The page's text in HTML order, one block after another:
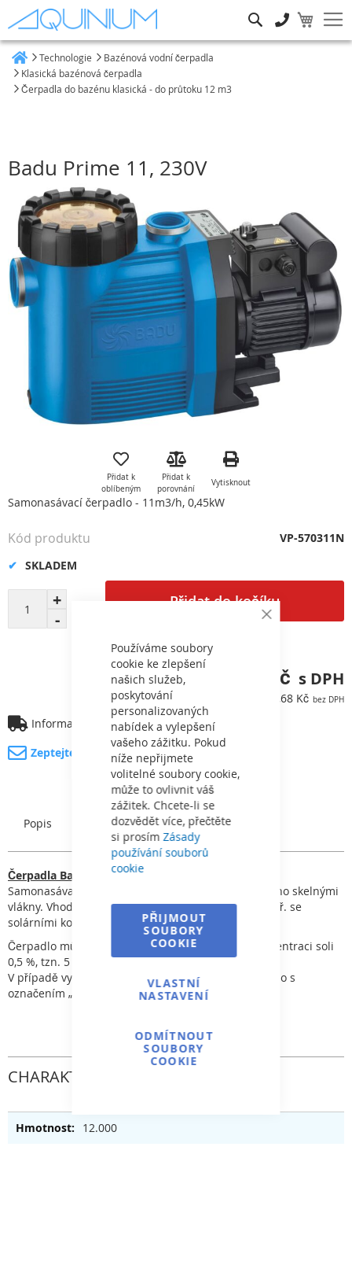
Close
Používáme soubory
cookie ke zlepšení
našich služeb,
poskytování
personalizovaných
nabídek a vylepšení
vašeho zážitku. Pokud
níže nepřijmete
volitelné soubory cookie,
může to ovlivnit váš
zážitek. Chcete-li se
dozvědět více, přečtěte
si prosímZásady
používání souborů
cookie
PŘIJMOUT
SOUBORY
COOKIE
VLASTNÍ
NASTAVENÍ
ODMÍTNOUT
SOUBORY
COOKIE
Technologie
Bazénová vodní čerpadla
Klasická bazénová čerpadla
Čerpadla do bazénu klasická - do průtoku 12 m3
Badu Prime 11, 230V
Přeskočit
konec
galerie
obrázky
s
Přidat k
oblíbeným
Přidat k
porovnání
Vytisknout
Samonasávací čerpadlo - 11m3/h, 0,45kW
Přidat do košíku
23 092,46 Kč
19 084,68 Kč
SKLADEM
Kód produktu VP-570311N
Informace o dopravě
Zeptejte se na produkt
Popis Charakteristický
Čerpadla Badu Prime
Samonasávací čerpadlo vysoké kvality. Tělo vyztuženo skelnými
vlákny. Vhodné pro náročnější filtrační systémy, např. se
solárními kolektory.
Čerpadlo může být použito pro slanou vodu o koncentraci soli
0,5 %, tzn. 5 g/l.
V případě vyšší koncentrace je nutné použít čerpadlo s
označením „AK“.
CHARAKTERISTICKÝ
12.000